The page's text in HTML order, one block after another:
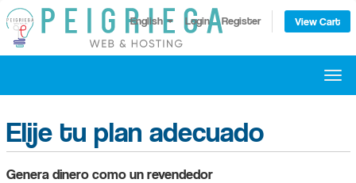
English Login Register View Cart
Elije tu plan adecuado
Genera dinero como un revendedor